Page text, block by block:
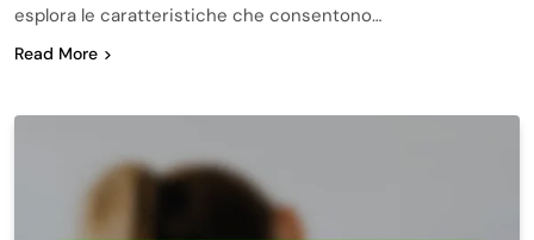
esplora le caratteristiche che consentono…
Read More